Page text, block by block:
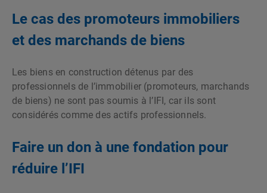
Le cas des promoteurs immobiliers
et des marchands de biens
Les biens en construction détenus par des
professionnels de l’immobilier (promoteurs, marchands
de biens) ne sont pas soumis à l’IFI, car ils sont
considérés comme des actifs professionnels.
Faire un don à une fondation pour
réduire l’IFI